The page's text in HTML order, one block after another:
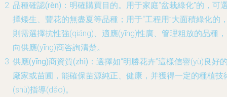
品種確認(rèn) ：明確購買目的。用于家庭“盆栽綠化”的，可
擇矮生、豐花的無盡夏等品種；用于“工程用”大面積綠化的
則需選擇抗性強(qiáng)、適應(yīng)性廣、管理粗放的品種
向供應(yīng)商咨詢清楚。
供應(yīng)商資質(zhì) ：選擇如“明勝花卉”這樣信譽(yù)良好
廠家或苗圃，能確保苗源純正、健康，并獲得一定的種植技
(shù)指導(dǎo)。